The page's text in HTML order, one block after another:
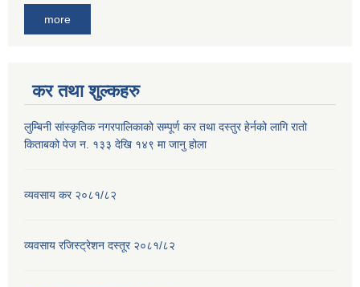
more
कर तथा शुल्कहरु
लुम्बिनी सांस्कृतिक नगरपालिकाको सम्पूर्ण कर तथा दस्तुर हेर्नको लागि रातो
किताबको पेज न. १३३ देखि १४९ मा जानु होला
व्यवसाय कर २०८१/८२
व्यवसाय रजिस्ट्रेशन दस्तूर २०८१/८२